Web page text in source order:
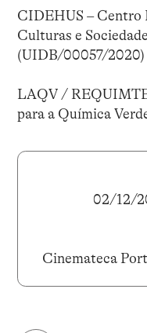
CIDEHUS –
Culturas e
(UIDB/00057/2020)
LAQV /
para a Química
02/12/
Cinemateca